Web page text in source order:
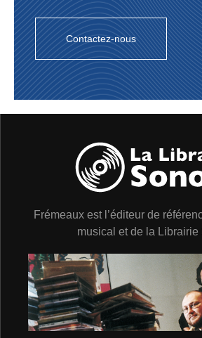
Contactez-nous
Frémeaux est l’éditeur de
musical et de la Librairie